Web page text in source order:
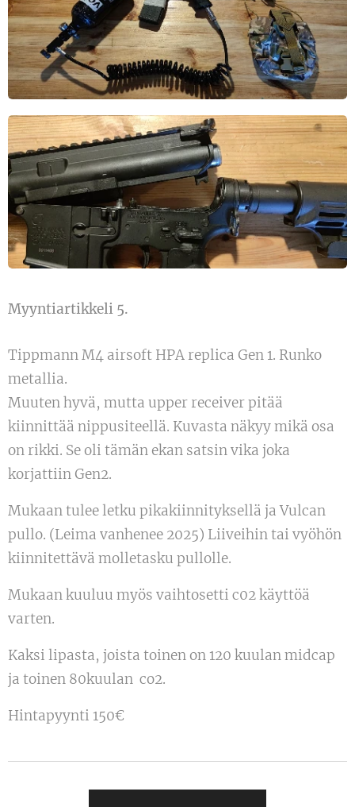
Myyntiartikkeli 5.
Tippmann M4 airsoft HPA replica Gen 1. Runko
metallia.
Muuten hyvä, mutta upper receiver pitää
kiinnittää nippusiteellä. Kuvasta näkyy mikä osa
on rikki. Se oli tämän ekan satsin vika joka
korjattiin Gen2.
Mukaan tulee letku pikakiinnityksellä ja Vulcan
pullo. (Leima vanhenee 2025) Liiveihin tai vyöhön
kiinnitettävä molletasku pullolle.
Mukaan kuuluu myös vaihtosetti c02 käyttöä
varten.
Kaksi lipasta, joista toinen on 120 kuulan midcap
ja toinen 80kuulan co2.
Hintapyynti 150€